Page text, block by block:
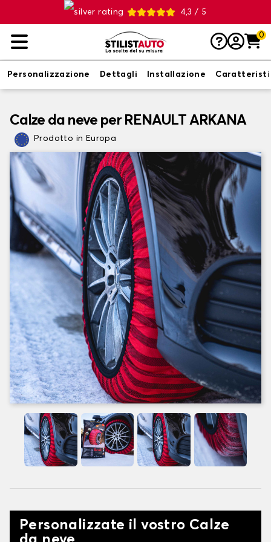
4,3 / 5
0
Personalizzazione Dettagli Installazione
Calze da neve per RENAULT ARKANA
Prodotto in Europa
Personalizzate il vostro Calze